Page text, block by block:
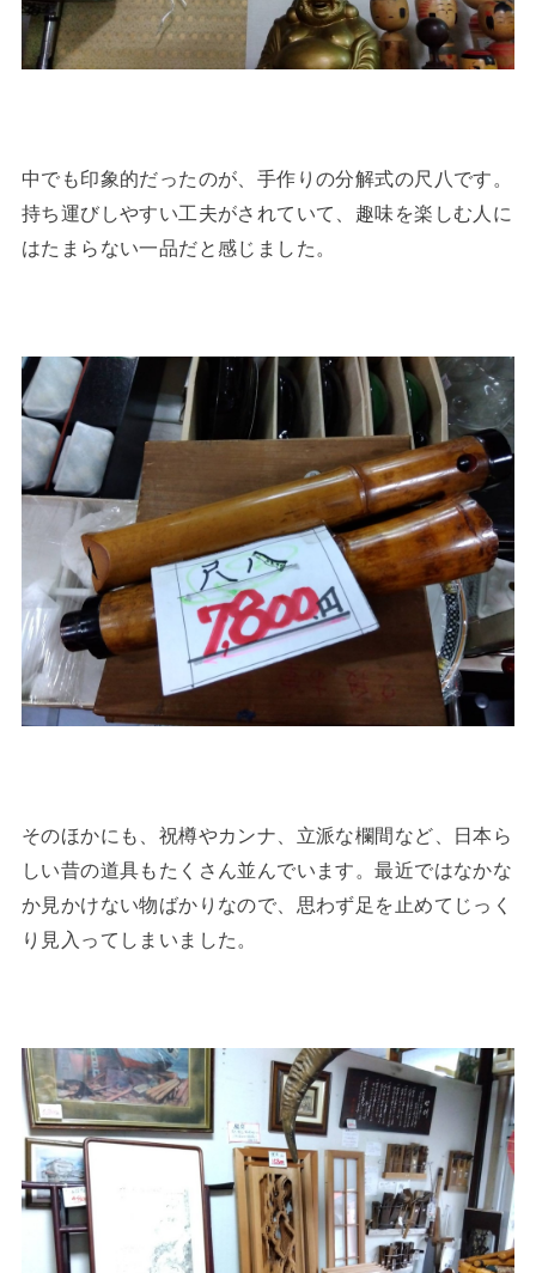
中でも印象的だったのが、手作りの分解式の尺八です。
持ち運びしやすい工夫がされていて、趣味を楽しむ人に
はたまらない一品だと感じました。
そのほかにも、祝樽やカンナ、立派な欄間など、日本ら
しい昔の道具もたくさん並んでいます。最近ではなかな
か見かけない物ばかりなので、思わず足を止めてじっく
り見入ってしまいました。